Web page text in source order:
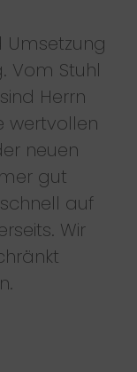
Umsetzung
Vom Stuhl
Herrn
wertvollen
neuen
gut
auf
Wir